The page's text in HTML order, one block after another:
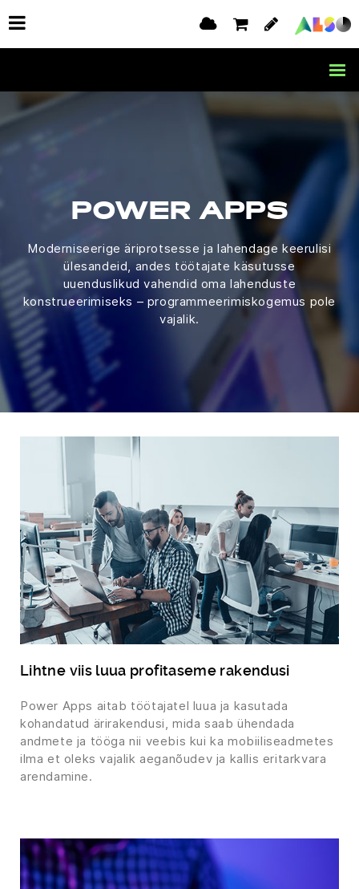
POWER APPS
Moderniseerige äriprotsesse ja lahendage keerulisi
ülesandeid, andes töötajate käsutusse
uuenduslikud vahendid oma lahenduste
konstrueerimiseks – programmeerimiskogemus pole
vajalik.
Lihtne viis luua profitaseme rakendusi
Power Apps aitab töötajatel luua ja kasutada
kohandatud ärirakendusi, mida saab ühendada
andmete ja tööga nii veebis kui ka mobiiliseadmetes
ilma et oleks vajalik aeganõudev ja kallis eritarkvara
arendamine.